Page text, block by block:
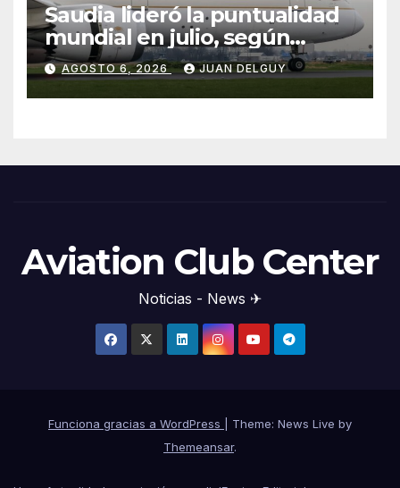
Saudia lideró la puntualidad
mundial en julio, según
Cirium
AGOSTO 6, 2026 JUAN DELGUY
Aviation Club Center
Noticias - News ✈
Funciona gracias a WordPress
Theme: News Live by
Themeansar.